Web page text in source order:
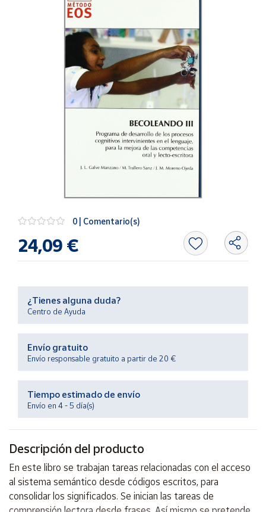
Market
Productos
Solidarios
Ayuda
Centro
de ayuda
Contacto
Vendedores
Mapa de
vendedores
Hazte
vendedor
Área
vendedor
0 | Comentario(s)
24,09 €
¿Tienes alguna duda?
Centro de Ayuda
Envío gratuito
Envío responsable gratuito a partir de 20 €
Tiempo estimado de envío
Envío en 4 - 5 día(s)
Descripción del producto
En este libro se trabajan tareas relacionadas con el acceso
al sistema semántico desde códigos escritos, para
consolidar los significados. Se inician las tareas de